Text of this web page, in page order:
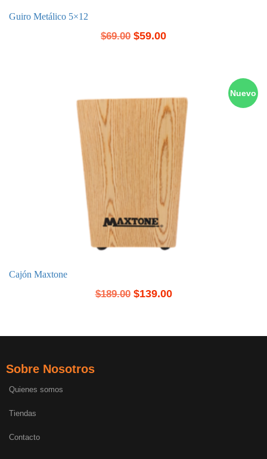
Guiro Metálico 5×12
$69.00 $59.00
Nuevo
Cajón Maxtone
$189.00 $139.00
Sobre Nosotros
Quienes somos
Tiendas
Contacto